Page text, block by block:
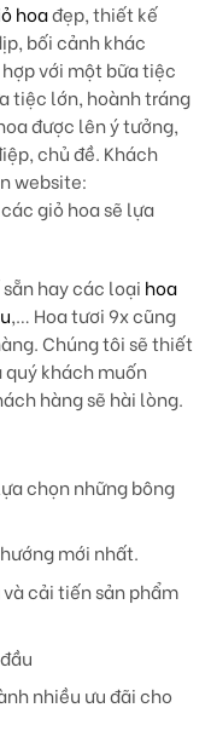
hoađẹp, thiết kế
bối cảnh khác
với một bữa tiệc
tiệc lớn, hoành tráng
được lên ý tưởng,
chủ đề. Khách
website:
giỏ hoa sẽ lựa
hay các loại hoa
,… Hoa tươi 9x cũng
Chúng tôi sẽ thiết
quý khách muốn
hàng sẽ hài lòng.
chọn những bông
mới nhất.
cải tiến sản phẩm
nhiều ưu đãi cho